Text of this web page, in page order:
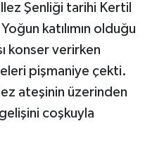
Şenliği tarihi Kertil
katılımın olduğu
konser verirken
pişmaniye çekti.
ateşinin üzerinden
gelişini coşkuyla